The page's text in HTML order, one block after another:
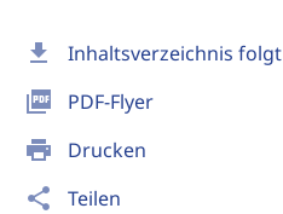
download Inhaltsverzeichnis folgt
picture_as_pdf PDF-Flyer
print Drucken
share Teilen